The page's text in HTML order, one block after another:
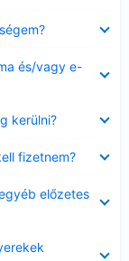
és/vagy e-
kerülni?
fizetnem?
előzetes